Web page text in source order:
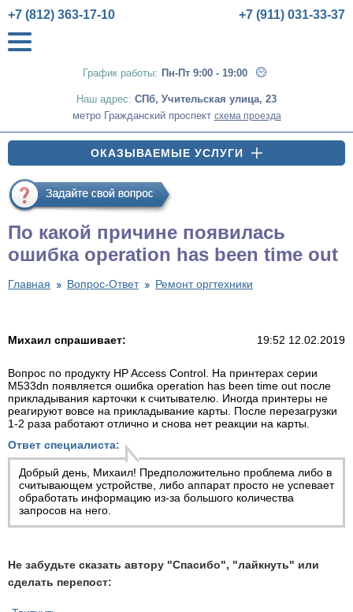
График работы: Пн-Пт 9:00 - 19:00
+7 (812) 363-17-10 +7 (911) 031-33-37
Наш адрес: СПб, Учительская улица, 23
метро Гражданский проспект схема проезда
ОКАЗЫВАЕМЫЕ УСЛУГИ
По какой причине появилась
ошибка operation has been time out
Главная Вопрос-Ответ Ремонт оргтехники
Михаил спрашивает: 19:52 12.02.2019
Вопрос по продукту HP Access Control. На принтерах серии
M533dn появляется ошибка operation has been time out после
прикладывания карточки к считывателю. Иногда принтеры не
реагируют вовсе на прикладывание карты. После перезагрузки
1-2 раза работают отлично и снова нет реакции на карты.
Ответ специалиста:
Добрый день, Михаил! Предположительно проблема либо в
считывающем устройстве, либо аппарат просто не успевает
обработать информацию из-за большого количества
запросов на него.
Не забудьте сказать автору "Спасибо", "лайкнуть" или
сделать перепост: